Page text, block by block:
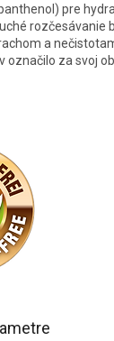
pre
rozčesávanie
a
označilo za svoj